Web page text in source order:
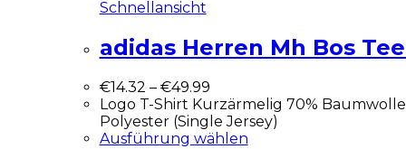
Schnellansicht
adidas Herren Mh Bos
€14.32 – €49.99
Logo T-Shirt Kurzärmelig 70%
Polyester (Single Jersey)
Ausführung wählen